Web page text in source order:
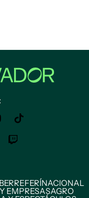
REFERÍNACIONAL
EMPRESASAGRO